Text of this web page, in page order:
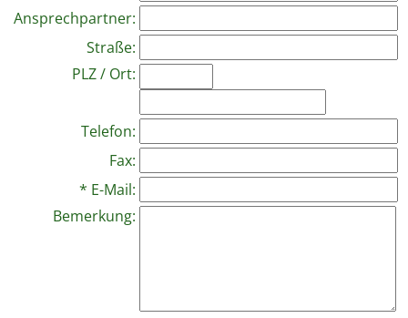
Ansprechpartner:
Straße:
PLZ / Ort:
Telefon:
Fax:
* E-Mail:
Bemerkung: